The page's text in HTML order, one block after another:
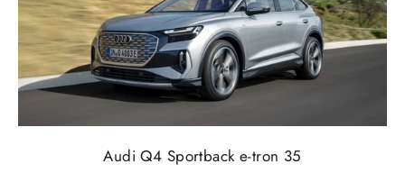
Audi Q4 Sportback e-tron 35